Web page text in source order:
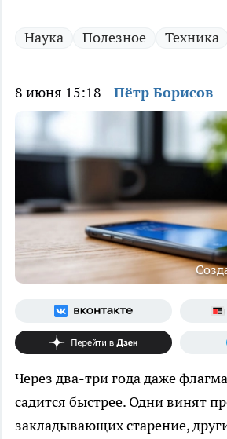
Наука Полезное Техника
8 июня 15:18 Пётр Борисов
Через два-три года даже
садится быстрее. Одни винят
закладывающих старение,